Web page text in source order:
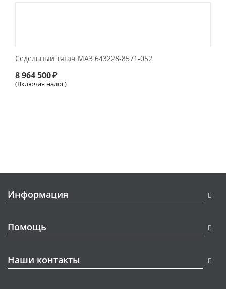
Седельный тягач МАЗ 643228-8571-052
8 964 500₽
(Включая налог)
Информация
Помощь
Наши контакты